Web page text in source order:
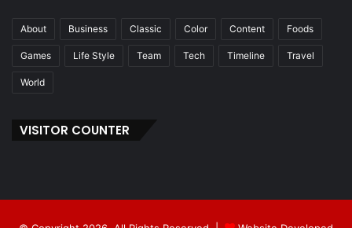
About Business Classic Color Content Foods
Games Life Style Team Tech Timeline Travel
World
VISITOR COUNTER